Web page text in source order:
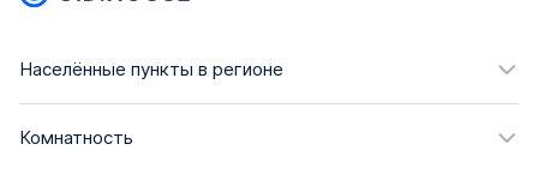
Населённые пункты в регионе
Комнатность